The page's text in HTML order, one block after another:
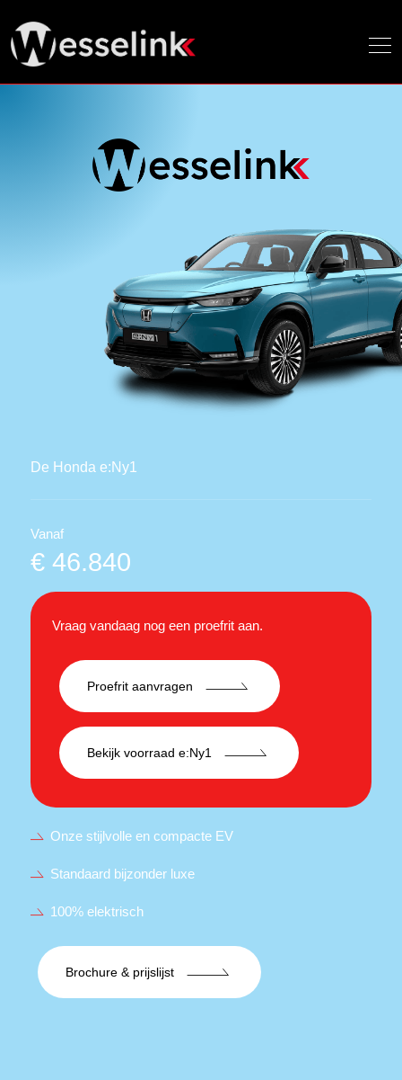
De Honda e:Ny1
Vanaf
€ 46.840
Vraag vandaag nog een proefrit aan.
Proefrit aanvragen
Bekijk voorraad e:Ny1
Onze stijlvolle en compacte EV
Standaard bijzonder luxe
100% elektrisch
Brochure & prijslijst